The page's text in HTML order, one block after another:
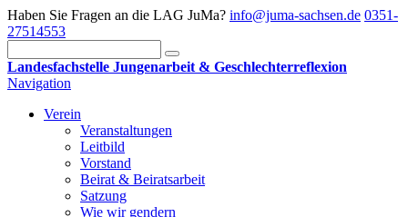
Haben Sie Fragen an die LAG JuMa? info@juma-sachsen.de 0351-
27514553
Landesfachstelle Jungenarbeit & Geschlechterreflexion
Navigation
Verein
Veranstaltungen
Leitbild
Vorstand
Beirat & Beiratsarbeit
Satzung
Wie wir gendern